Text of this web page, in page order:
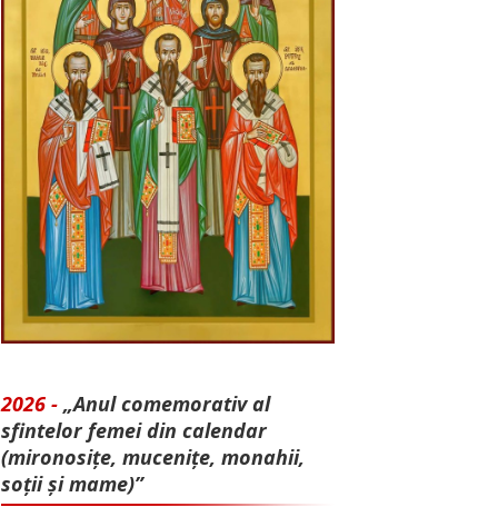
2026 - „Anul comemorativ al
sfintelor femei din calendar
(mironosițe, mu­cenițe, monahii,
soții și mame)”